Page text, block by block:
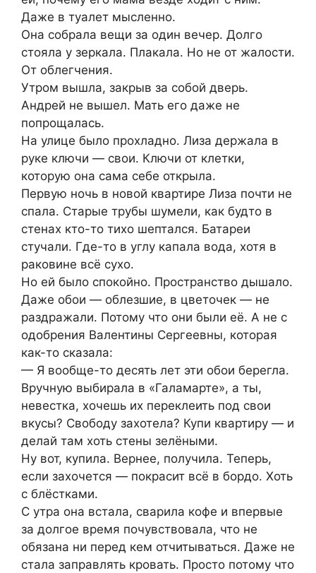
Даже в туалет мысленно.
Она собрала вещи за один вечер. Долго
стояла у зеркала. Плакала. Но не от жалости.
От облегчения.
Утром вышла, закрыв за собой дверь.
Андрей не вышел. Мать его даже не
попрощалась.
На улице было прохладно. Лиза держала в
руке ключи — свои. Ключи от клетки,
которую она сама себе открыла.
Первую ночь в новой квартире Лиза почти не
спала. Старые трубы шумели, как будто в
стенах кто-то тихо шептался. Батареи
стучали. Где-то в углу капала вода, хотя в
раковине всё сухо.
Но ей было спокойно. Пространство дышало.
Даже обои — облезшие, в цветочек — не
раздражали. Потому что они были её. А не с
одобрения Валентины Сергеевны, которая
как-то сказала:
— Я вообще-то десять лет эти обои берегла.
Вручную выбирала в «Галамарте», а ты,
невестка, хочешь их переклеить под свои
вкусы? Свободу захотела? Купи квартиру — и
делай там хоть стены зелёными.
Ну вот, купила. Вернее, получила. Теперь,
если захочется — покрасит всё в бордо. Хоть
с блёстками.
С утра она встала, сварила кофе и впервые
за долгое время почувствовала, что не
обязана ни перед кем отчитываться. Даже не
стала заправлять кровать. Просто потому что